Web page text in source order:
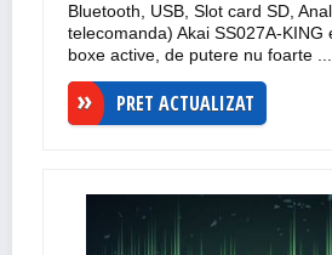
Bluetooth, USB, Slot card SD,
telecomanda) Akai SS027A-KING
boxe active, de putere nu foarte ...
PRET ACTUALIZAT